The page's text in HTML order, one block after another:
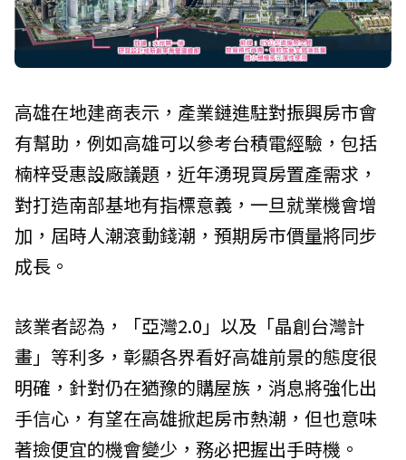
高雄在地建商表示，產業鏈進駐對振興房市會
有幫助，例如高雄可以參考台積電經驗，包括
楠梓受惠設廠議題，近年湧現買房置產需求，
對打造南部基地有指標意義，一旦就業機會增
加，屆時人潮滾動錢潮，預期房市價量將同步
成長。
該業者認為，「亞灣2.0」以及「晶創台灣計
畫」等利多，彰顯各界看好高雄前景的態度很
明確，針對仍在猶豫的購屋族，消息將強化出
手信心，有望在高雄掀起房市熱潮，但也意味
著撿便宜的機會變少，務必把握出手時機。